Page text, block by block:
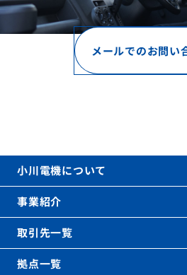
メールでのお問い
小川電機について
事業紹介
取引先一覧
拠点一覧